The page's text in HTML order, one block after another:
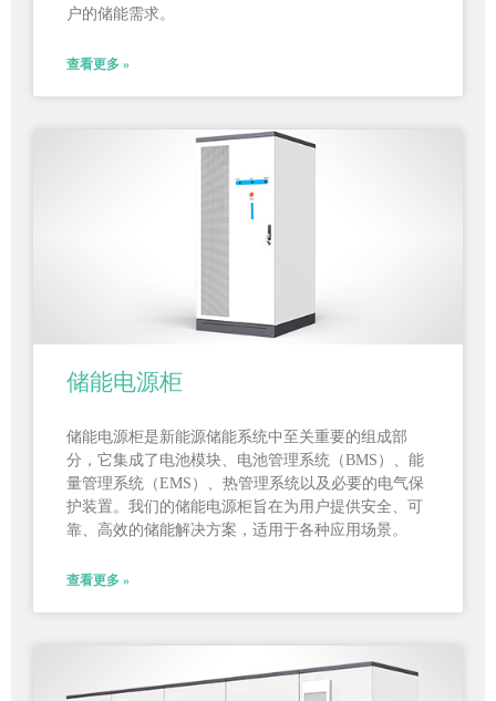
户的储能需求。
查看更多 »
储能电源柜
储能电源柜是新能源储能系统中至关重要的组成部
分，它集成了电池模块、电池管理系统（BMS）、能
量管理系统（EMS）、热管理系统以及必要的电气保
护装置。我们的储能电源柜旨在为用户提供安全、可
靠、高效的储能解决方案，适用于各种应用场景。
查看更多 »